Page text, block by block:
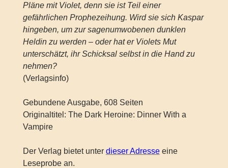
Pläne mit Violet, denn sie ist Teil einer
gefährlichen Prophezeihung. Wird sie sich Kaspar
hingeben, um zur sagenumwobenen dunklen
Heldin zu werden – oder hat er Violets Mut
unterschätzt, ihr Schicksal selbst in die Hand zu
nehmen?
(Verlagsinfo)
Gebundene Ausgabe, 608 Seiten
Originaltitel: The Dark Heroine: Dinner With a
Vampire
Der Verlag bietet unter dieser Adresseeine
Leseprobe an.